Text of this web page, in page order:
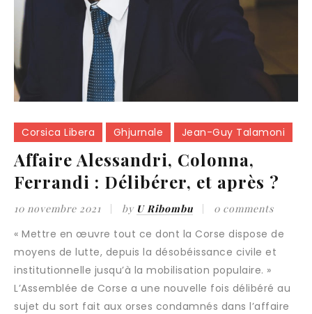
Corsica Libera Ghjurnale Jean-Guy Talamoni
Affaire Alessandri, Colonna,
Ferrandi : Délibérer, et après ?
10 novembre 2021 by U Ribombu 0 comments
« Mettre en œuvre tout ce dont la Corse dispose de
moyens de lutte, depuis la désobéissance civile et
institutionnelle jusqu’à la mobilisation populaire. »
L’Assemblée de Corse a une nouvelle fois délibéré au
sujet du sort fait aux orses condamnés dans l’affaire